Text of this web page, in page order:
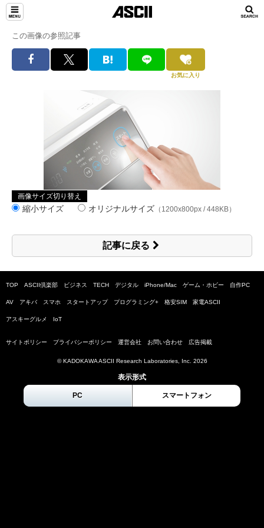
この画像の参照記事
お気に入り
画像サイズ切り替え
縮小サイズ オリジナルサイズ （1200x800px / 448KB）
記事に戻る
TOP ASCII倶楽部 ビジネス TECH デジタル iPhone/Mac ゲーム・ホビー 自作PC
AV アキバ スマホ スタートアップ プログラミング+ 格安SIM 家電ASCII
アスキーグルメ IoT
サイトポリシー プライバシーポリシー 運営会社 お問い合わせ 広告掲載
© KADOKAWA ASCII Research Laboratories, Inc. 2026
表示形式
PC スマートフォン